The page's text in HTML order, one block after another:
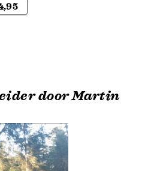
door Martin